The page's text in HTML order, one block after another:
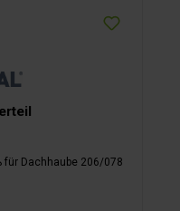
für Dachhaube 206/078